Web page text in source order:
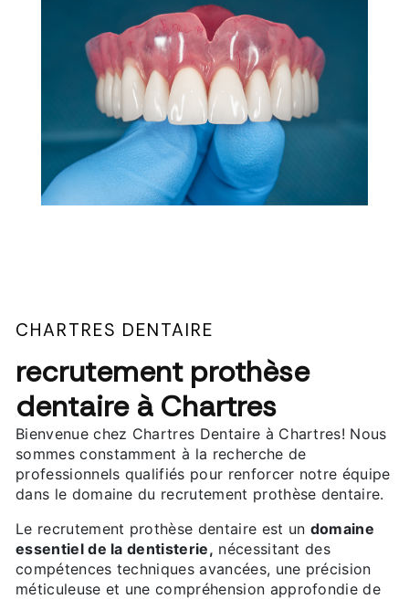
CHARTRES DENTAIRE
recrutement prothèse
dentaire à Chartres
Bienvenue chez Chartres Dentaire à Chartres! Nous
sommes constamment à la recherche de
professionnels qualifiés pour renforcer notre équipe
dans le domaine du recrutement prothèse dentaire.
Le recrutement prothèse dentaire est un domaine
essentiel de la dentisterie, nécessitant des
compétences techniques avancées, une précision
méticuleuse et une compréhension approfondie de